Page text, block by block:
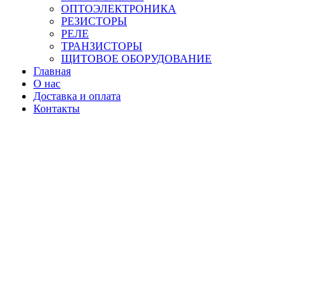
ОПТОЭЛЕКТРОНИКА
РЕЗИСТОРЫ
РЕЛЕ
ТРАНЗИСТОРЫ
ЩИТОВОЕ ОБОРУДОВАНИЕ
Главная
О нас
Доставка и оплата
Контакты